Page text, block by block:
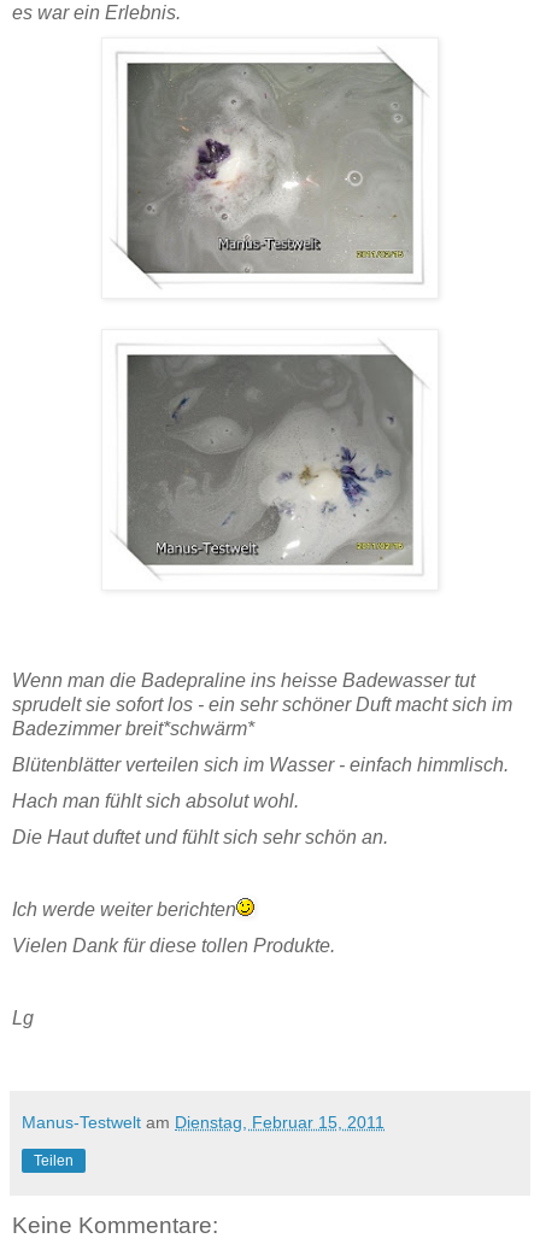
es war ein Erlebnis.
Wenn man die Badepraline ins heisse Badewasser tut
sprudelt sie sofort los - ein sehr schöner Duft macht sich im
Badezimmer breit*schwärm*
Blütenblätter verteilen sich im Wasser - einfach himmlisch.
Hach man fühlt sich absolut wohl.
Die Haut duftet und fühlt sich sehr schön an.
Ich werde weiter berichten
Vielen Dank für diese tollen Produkte.
Lg
Manus-Testwelt am Dienstag, Februar 15, 2011
Teilen
Keine Kommentare: